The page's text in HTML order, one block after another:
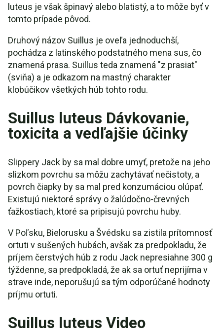
luteus je však špinavý alebo blatistý, a to môže byť v
tomto prípade pôvod.
Druhový názov Suillus je oveľa jednoduchší,
pochádza z latinského podstatného mena sus, čo
znamená prasa. Suillus teda znamená "z prasiat"
(sviňa) a je odkazom na mastný charakter
klobúčikov všetkých húb tohto rodu.
Suillus luteus Dávkovanie,
toxicita a vedľajšie účinky
Slippery Jack by sa mal dobre umyť, pretože na jeho
slizkom povrchu sa môžu zachytávať nečistoty, a
povrch čiapky by sa mal pred konzumáciou olúpať.
Existujú niektoré správy o žalúdočno-črevných
ťažkostiach, ktoré sa pripisujú povrchu huby.
V Poľsku, Bielorusku a Švédsku sa zistila prítomnosť
ortuti v sušených hubách, avšak za predpokladu, že
príjem čerstvých húb z rodu Jack nepresiahne 300 g
týždenne, sa predpokladá, že ak sa ortuť neprijíma v
strave inde, neporušujú sa tým odporúčané hodnoty
príjmu ortuti.
Suillus luteus Video